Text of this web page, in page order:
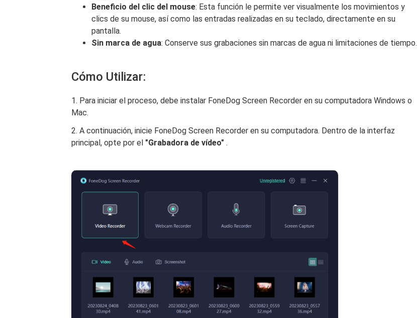
Beneficio del clic del mouse: Esta función le permite ver visualmente los movimientos y
clics de su mouse, así como las entradas realizadas en su teclado, directamente en su
pantalla.
Sin marca de agua: Conserve sus grabaciones sin marcas de agua ni limitaciones de tiempo.
Cómo Utilizar:
1. Para iniciar el proceso, debe instalar FoneDog Screen Recorder en su computadora Windows o
Mac.
2. A continuación, inicie FoneDog Screen Recorder en su computadora. Dentro de la interfaz
principal, opte por el "Grabadora de vídeo" .